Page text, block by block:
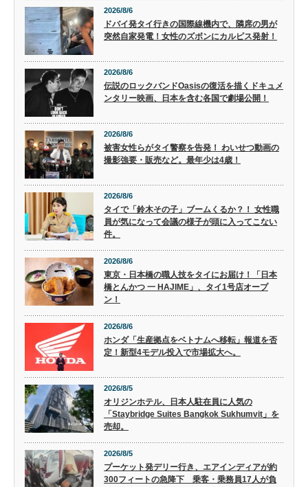
2026/8/6
ドバイ発タイ行きの国際線機内で、隣席の男が
突然自家発電！女性のズボンにカルピス発射！
2026/8/6
伝説のロックバンドOasisの復活を描くドキュメ
ンタリー映画、日本を含む各国で劇場公開！
2026/8/6
被害女性らがタイ警察を告発！ わいせつ動画の
撮影強要・販売など。最年少は4歳！
2026/8/6
タイで「鈴木その子」ブームくるか？！ 女性職
員が気になって会議の様子が頭に入ってこない
件。
2026/8/6
東京・日本橋の職人技をタイにお届け！「日本
橋とんかつ 一 HAJIME」、タイ1号店オープ
ン！
2026/8/6
ホンダ「生産拠点をベトナムへ移転」報道を否
定！新型4モデル投入で市場拡大へ。
2026/8/5
オリジンホテル、日本人駐在員に人気の
「Staybridge Suites Bangkok Sukhumvit」を
売却。
2026/8/5
プーケット発デリー行き、エアインディアが約
300フィートの急降下 乗客・乗務員17人が負